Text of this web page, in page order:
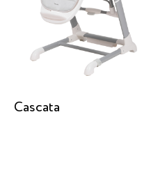
Cascata